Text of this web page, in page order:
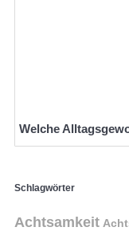
Welche
Schlagwörter
Achtsamkeit